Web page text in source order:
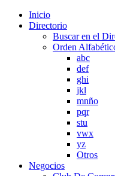
Inicio
Directorio
Buscar en el
Orden
abc
def
ghi
jkl
mnño
pqr
stu
vwx
yz
Otros
Negocios